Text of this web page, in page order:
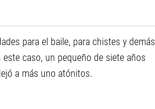
para el baile, para chistes y demás
este caso, un pequeño de siete años
a más uno atónitos.